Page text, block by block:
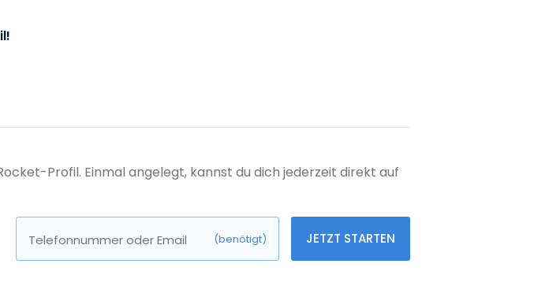
Profil. Einmal angelegt, kannst du dich jederzeit direkt auf
Telefonnummer oder Email (benötigt) JETZT STARTEN